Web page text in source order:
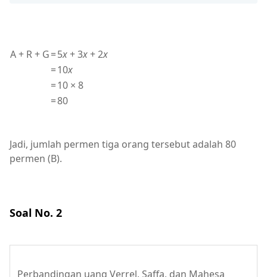
A + R + G=5x+ 3x+ 2x
=10x
=10 × 8
=80
Jadi, jumlah permen tiga orang tersebut adalah 80
permen (B).
Soal No. 2
Perbandingan uang Verrel, Saffa, dan Mahesa